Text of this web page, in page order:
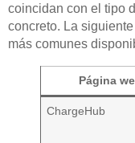
coincidan con el tipo
concreto. La
más comunes
Página
ChargeHub